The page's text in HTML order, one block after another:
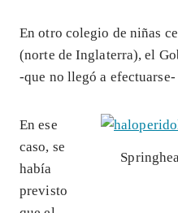
En otro colegio de niñas
(norte de Inglaterra), el
-que no llegó a efectuarse-
En ese
caso, se
había
previsto